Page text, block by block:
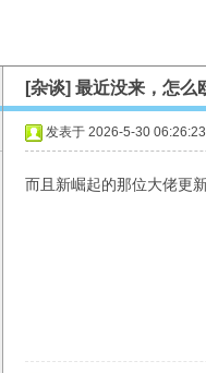
[杂谈] 最近没来，怎么
发表于 2026-5-30 06:26:23
而且新崛起的那位大佬更